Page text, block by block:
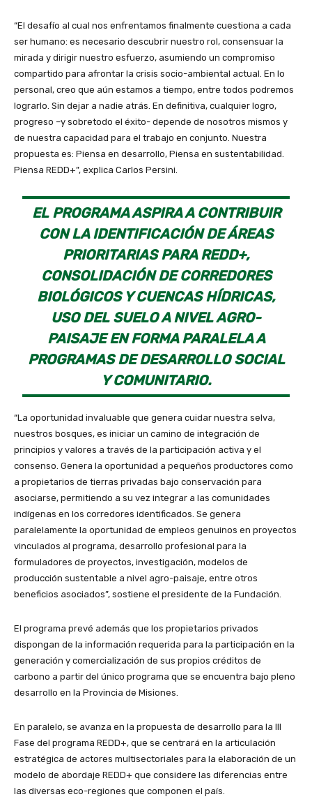
“El desafío al cual nos enfrentamos finalmente cuestiona a cada
ser humano: es necesario descubrir nuestro rol, consensuar la
mirada y dirigir nuestro esfuerzo, asumiendo un compromiso
compartido para afrontar la crisis socio-ambiental actual. En lo
personal, creo que aún estamos a tiempo, entre todos podremos
lograrlo. Sin dejar a nadie atrás. En definitiva, cualquier logro,
progreso –y sobretodo el éxito- depende de nosotros mismos y
de nuestra capacidad para el trabajo en conjunto. Nuestra
propuesta es: Piensa en desarrollo, Piensa en sustentabilidad.
Piensa REDD+”, explica Carlos Persini.
EL PROGRAMA ASPIRA A CONTRIBUIR
CON LA IDENTIFICACIÓN DE ÁREAS
PRIORITARIAS PARA REDD+,
CONSOLIDACIÓN DE CORREDORES
BIOLÓGICOS Y CUENCAS HÍDRICAS,
USO DEL SUELO A NIVEL AGRO-
PAISAJE EN FORMA PARALELA A
PROGRAMAS DE DESARROLLO SOCIAL
Y COMUNITARIO.
“La oportunidad invaluable que genera cuidar nuestra selva,
nuestros bosques, es iniciar un camino de integración de
principios y valores a través de la participación activa y el
consenso. Genera la oportunidad a pequeños productores como
a propietarios de tierras privadas bajo conservación para
asociarse, permitiendo a su vez integrar a las comunidades
indígenas en los corredores identificados. Se genera
paralelamente la oportunidad de empleos genuinos en proyectos
vinculados al programa, desarrollo profesional para la
formuladores de proyectos, investigación, modelos de
producción sustentable a nivel agro-paisaje, entre otros
beneficios asociados”, sostiene el presidente de la Fundación.
El programa prevé además que los propietarios privados
dispongan de la información requerida para la participación en la
generación y comercialización de sus propios créditos de
carbono a partir del único programa que se encuentra bajo pleno
desarrollo en la Provincia de Misiones.
En paralelo, se avanza en la propuesta de desarrollo para la III
Fase del programa REDD+, que se centrará en la articulación
estratégica de actores multisectoriales para la elaboración de un
modelo de abordaje REDD+ que considere las diferencias entre
las diversas eco-regiones que componen el país.